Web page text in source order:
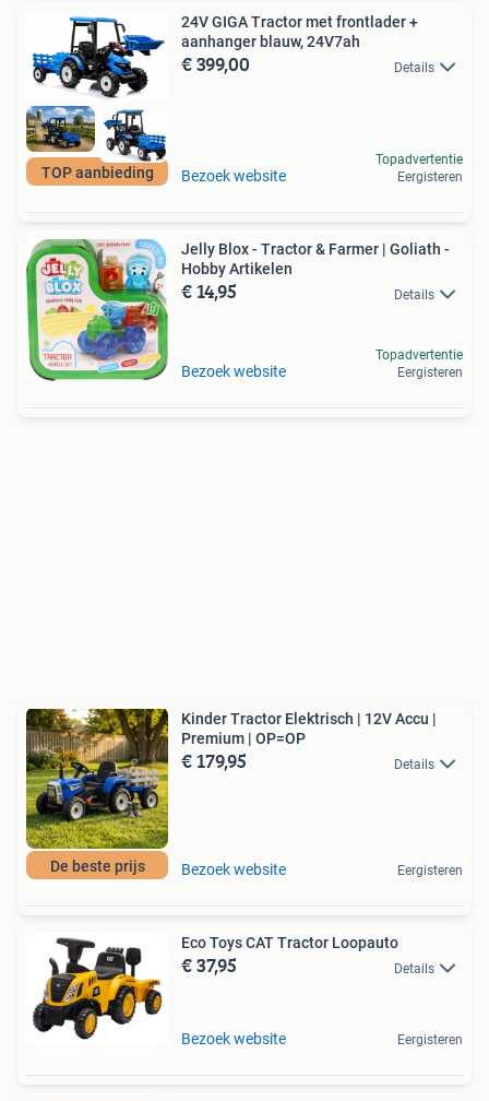
TOP aanbieding
24V GIGA Tractor met frontlader +
aanhanger blauw, 24V7ah
€ 399,00 Details
Bezoek website
Topadvertentie
Eergisteren
Jelly Blox - Tractor & Farmer | Goliath -
Hobby Artikelen
€ 14,95 Details
Bezoek website
Topadvertentie
Eergisteren
De beste prijs
Kinder Tractor Elektrisch | 12V Accu |
Premium | OP=OP
€ 179,95 Details
Bezoek website Eergisteren
Eco Toys CAT Tractor Loopauto
€ 37,95 Details
Bezoek website Eergisteren